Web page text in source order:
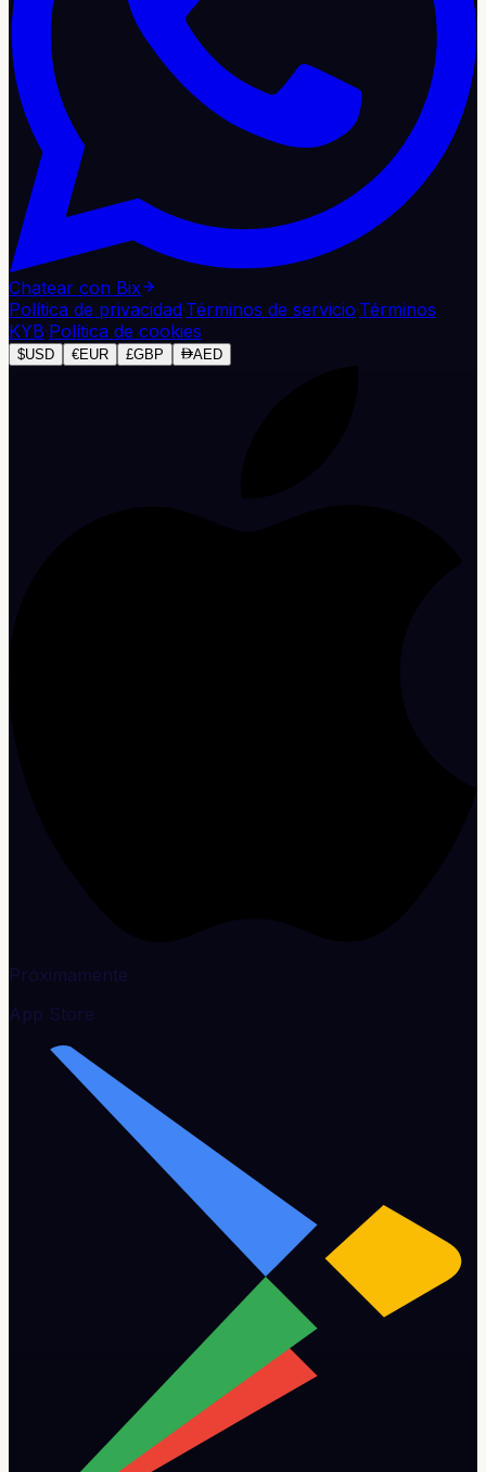
Chatear con Bix
Política de privacidad·Términos de servicio·Términos
KYB·Política de cookies
$USD €EUR £GBP AED
Próximamente
App Store